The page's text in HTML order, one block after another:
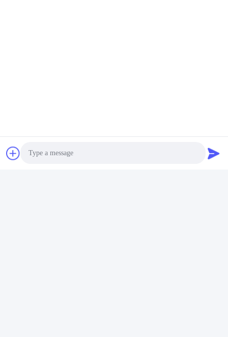
IBON Technology Co., Ltd.